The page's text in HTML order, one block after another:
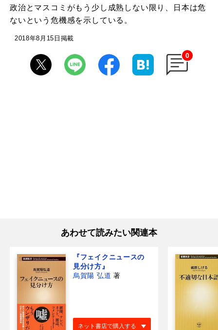
政治とマスコミがもう少し成熟しない限り、日本は危
ないという危機感を示している。
2018年8月15日掲載
0
あわせて読みたい関連本
『フェイクニュースの
見分け方』
烏賀陽 弘道 著
ネット書店で購入する